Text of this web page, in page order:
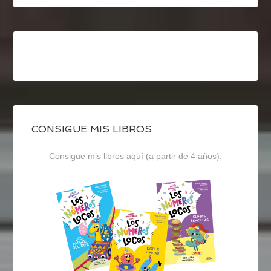
CONSIGUE MIS LIBROS
Consigue mis libros aquí (a partir de 4 años):